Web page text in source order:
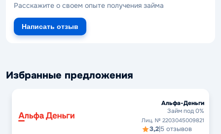
Расскажите о своем опыте получения займа
Написать отзыв
Избранные предложения
Альфа-Деньги
Займ под 0%
Лиц. № 2203045009821
3,2|5 отзывов